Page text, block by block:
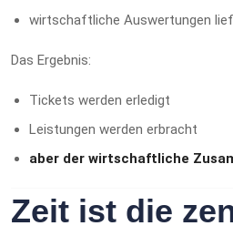
wirtschaftliche Auswertungen
Das Ergebnis:
Tickets werden erledigt
Leistungen werden erbracht
aber der wirtschaftliche
Zeit ist die